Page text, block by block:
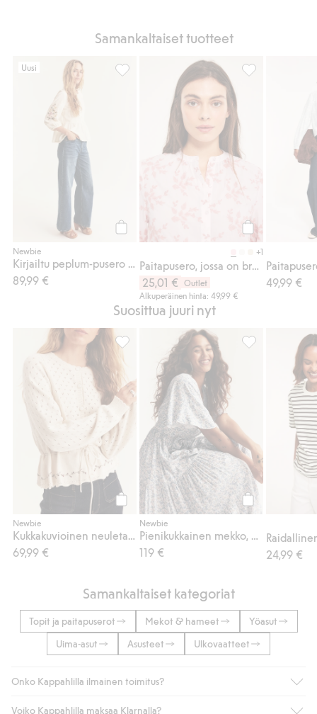
Samankaltaiset tuotteet
Uusi
Newbie
89,99 €
Kirjailtu peplum-pusero Newbie Woman,
Osta
+1
25,01 €
Outlet
Alkuperäinen hinta: 49,99 €
49,99 €
Suosittua juuri nyt
Osta
Newbie
69,99 €
Kukkakuvioinen neuletakki Newbie
Osta
Newbie
119 €
24,99 €
Samankaltaiset kategoriat
Topit ja paitapuserot Mekot & hameet
Yöasut
Uima-asut
Asusteet Ulkovaatteet
Onko Kappahlilla ilmainen toimitus?
Voiko Kappahlilla maksaa Klarnalla?